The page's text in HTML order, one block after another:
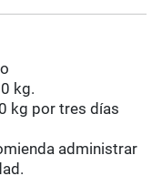
kg.
kg por tres días
administrar